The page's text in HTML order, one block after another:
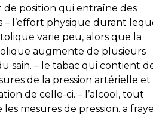
position qui entraîne des
– l’effort physique durant
varie peu, alors que la
augmente de plusieurs
sain. – le tabac qui contient
de la pression artérielle
de celle-ci. – l’alcool, tout
mesures de pression. a